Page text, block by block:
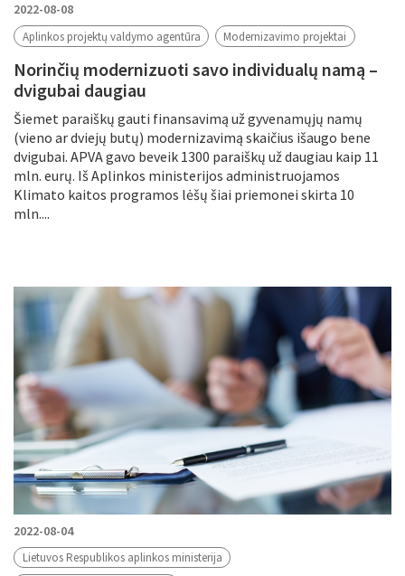
2022-08-08
Aplinkos projektų valdymo agentūra Modernizavimo projektai
Norinčių modernizuoti savo individualų namą –
dvigubai daugiau
Šiemet paraiškų gauti finansavimą už gyvenamųjų namų
(vieno ar dviejų butų) modernizavimą skaičius išaugo bene
dvigubai. APVA gavo beveik 1300 paraiškų už daugiau kaip 11
mln. eurų. Iš Aplinkos ministerijos administruojamos
Klimato kaitos programos lėšų šiai priemonei skirta 10
mln....
2022-08-04
Lietuvos Respublikos aplinkos ministerija